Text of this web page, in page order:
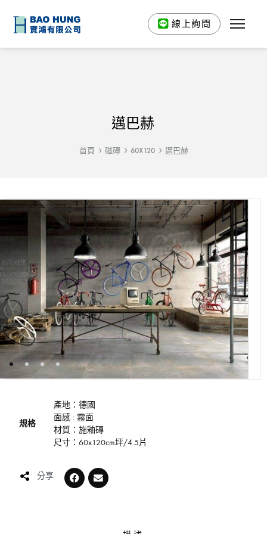
線上詢問
邁巴赫
首頁 磁磚 60X120 邁巴赫
規格
產地：德國
面感 : 霧面
材質：施釉磚
尺寸：60x120cm坪/4.5片
分享